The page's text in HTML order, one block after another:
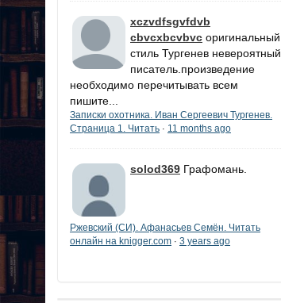
xczvdfsgvfdvb
cbvcxbcvbvc оригинальный
стиль Тургенев невероятный
писатель.произведение
необходимо перечитывать всем
пишите...
Записки охотника. Иван Сергеевич Тургенев.
Страница 1. Читать · 11 months ago
solod369 Графомань.
Ржевский (СИ). Афанасьев Семён. Читать
онлайн на knigger.com · 3 years ago